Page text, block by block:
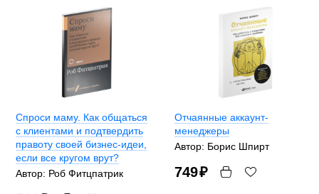
Спроси маму. Как общаться
с клиентами и подтвердить
правоту своей бизнес-идеи,
если все кругом врут?
Автор: Роб Фитцпатрик
Отчаянные аккаунт-
менеджеры
Автор: Борис Шпирт
749₽